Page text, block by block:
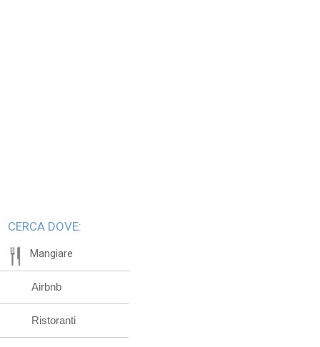
CERCA DOVE:
Mangiare
Airbnb
Ristoranti